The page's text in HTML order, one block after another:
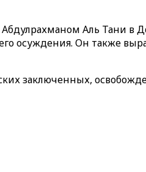
Аль Тани в
осуждения. Он также
заключенных,